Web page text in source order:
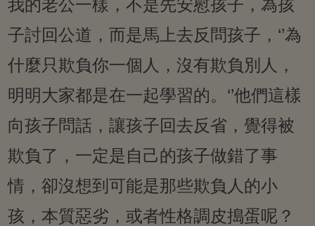
我的老公一樣，不是先安慰孩子，為孩
子討回公道，而是馬上去反問孩子，‘’為
什麼只欺負你一個人，沒有欺負別人，
明明大家都是在一起學習的。‘’他們這樣
向孩子問話，讓孩子回去反省，覺得被
欺負了，一定是自己的孩子做錯了事
情，卻沒想到可能是那些欺負人的小
孩，本質惡劣，或者性格調皮搗蛋呢？